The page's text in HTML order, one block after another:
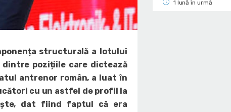
structurală a lotului
dintre pozițiile care dictează
antrenor român, a luat în
cu un astfel de profil la
dat fiind faptul că era
1 lună în urmă